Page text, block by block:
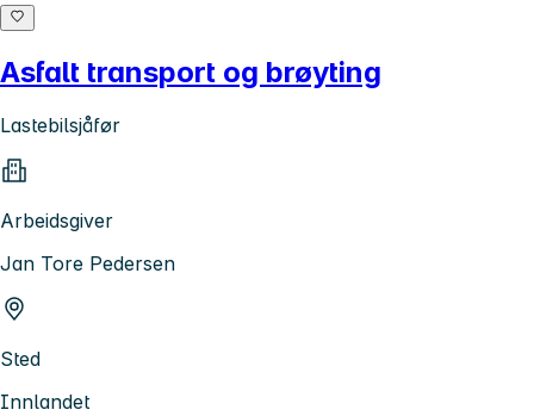
Asfalt transport og brøyting
Lastebilsjåfør
Arbeidsgiver
Jan Tore Pedersen
Sted
Innlandet